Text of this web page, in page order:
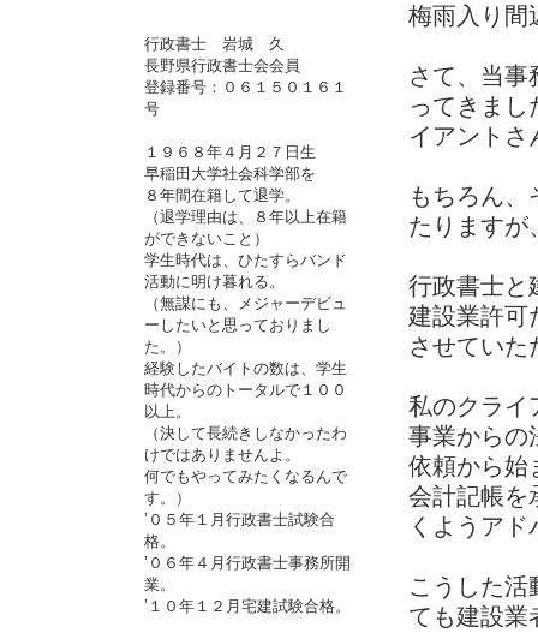
梅雨入り間
さて、当事
ってきま
イアントさ
もちろん
たりますが
行政書士と
建設業許可
させていた
私のクライ
事業からの
依頼から始
会計記帳を
くようア
こうした活
ても建設業
行政書士 岩城 久
長野県行政書士会会員
登録番号：０６１５０１６１
号
１９６８年４月２７日生
早稲田大学社会科学部を
８年間在籍して退学。
（退学理由は、８年以上在籍
ができないこと）
学生時代は、ひたすらバンド
活動に明け暮れる。
（無謀にも、メジャーデビュ
ーしたいと思っておりまし
た。）
経験したバイトの数は、学生
時代からのトータルで１００
以上。
（決して長続きしなかったわ
けではありませんよ。
何でもやってみたくなるんで
す。）
’０５年１月行政書士試験合
格。
’０６年４月行政書士事務所開
業。
’１０年１２月宅建試験合格。